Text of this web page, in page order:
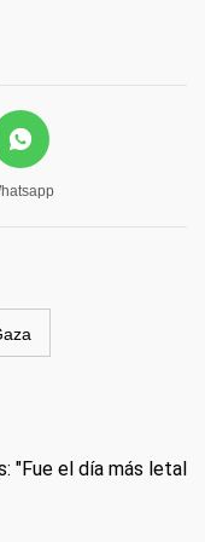
"Fue el día más letal